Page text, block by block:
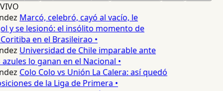
VIVO
Marcó, celebró, cayó al vacío, le
y se lesionó: el insólito momento de
en el Brasileirao •
Universidad de Chile imparable ante
lo ganan en el Nacional •
Colo Colo vs Unión La Calera: así quedó
de la Liga de Primera •